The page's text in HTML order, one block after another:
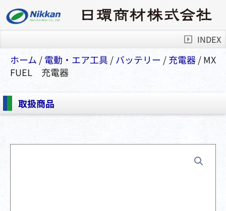
INDEX
ホーム /電動・エア⼯具 /バッテリー /充電器/ MX
FUEL 充電器
取扱商品